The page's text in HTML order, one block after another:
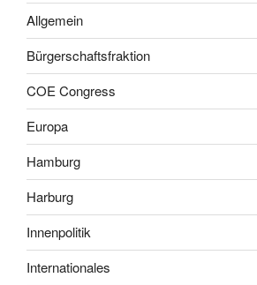
Allgemein
Bürgerschaftsfraktion
COE Congress
Europa
Hamburg
Harburg
Innenpolitik
Internationales